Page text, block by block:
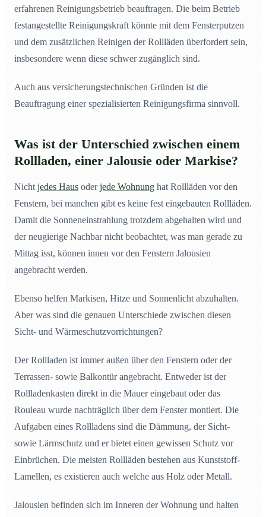
erfahrenen Reinigungsbetrieb beauftragen. Die beim Betrieb
festangestellte Reinigungskraft könnte mit dem Fensterputzen
und dem zusätzlichen Reinigen der Rollläden überfordert sein,
insbesondere wenn diese schwer zugänglich sind.
Auch aus versicherungstechnischen Gründen ist die
Beauftragung einer spezialisierten Reinigungsfirma sinnvoll.
Was ist der Unterschied zwischen einem
Rollladen, einer Jalousie oder Markise?
Nicht jedes Haus oderjede Wohnung hat Rollläden vor den
Fenstern, bei manchen gibt es keine fest eingebauten Rollläden.
Damit die Sonneneinstrahlung trotzdem abgehalten wird und
der neugierige Nachbar nicht beobachtet, was man gerade zu
Mittag isst, können innen vor den Fenstern Jalousien
angebracht werden.
Ebenso helfen Markisen, Hitze und Sonnenlicht abzuhalten.
Aber was sind die genauen Unterschiede zwischen diesen
Sicht- und Wärmeschutzvorrichtungen?
Der Rollladen ist immer außen über den Fenstern oder der
Terrassen- sowie Balkontür angebracht. Entweder ist der
Rollladenkasten direkt in die Mauer eingebaut oder das
Rouleau wurde nachträglich über dem Fenster montiert. Die
Aufgaben eines Rollladens sind die Dämmung, der Sicht-
sowie Lärmschutz und er bietet einen gewissen Schutz vor
Einbrüchen. Die meisten Rollläden bestehen aus Kunststoff-
Lamellen, es existieren auch welche aus Holz oder Metall.
Jalousien befinden sich im Inneren der Wohnung und halten